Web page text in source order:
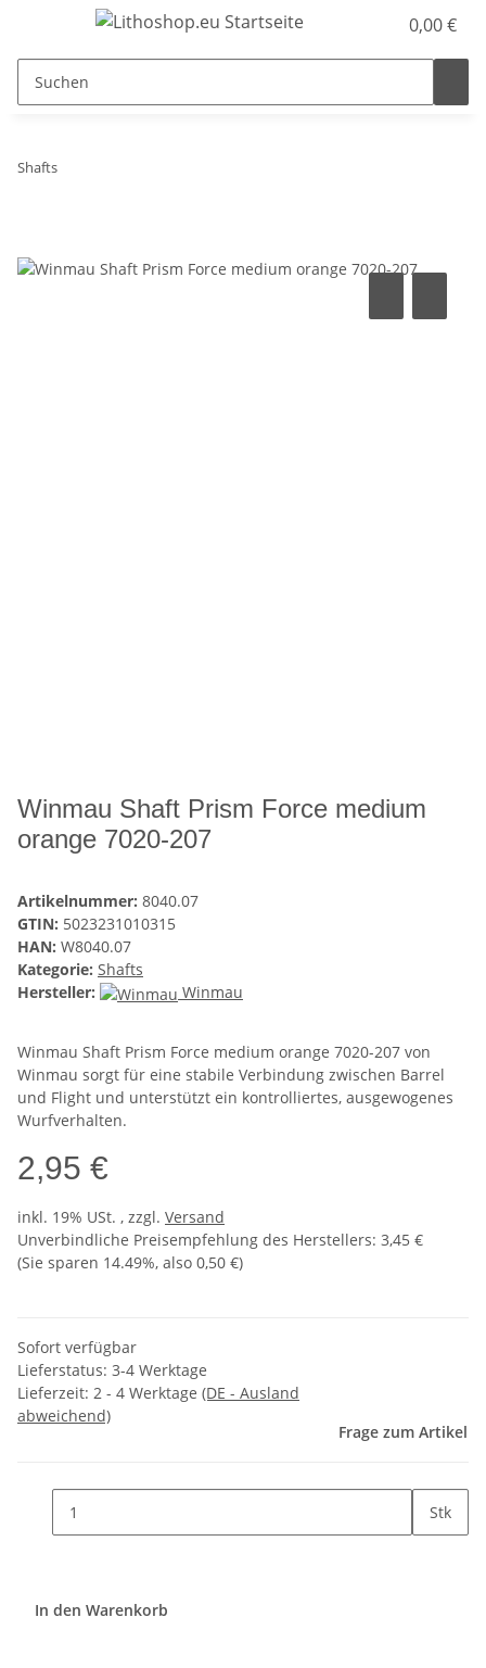
0,00 €
Shafts
Winmau Shaft Prism Force medium
orange 7020-207
Artikelnummer: 8040.07
GTIN: 5023231010315
HAN: W8040.07
Kategorie: Shafts
Hersteller:
Winmau
Winmau Shaft Prism Force medium orange 7020-207 von
Winmau sorgt für eine stabile Verbindung zwischen Barrel
und Flight und unterstützt ein kontrolliertes, ausgewogenes
Wurfverhalten.
2,95 €
inkl. 19% USt. , zzgl. Versand
Unverbindliche Preisempfehlung des Herstellers: 3,45 €
(Sie sparen 14.49%, also 0,50 €)
Sofort verfügbar
Lieferstatus: 3-4 Werktage
Lieferzeit: 2 - 4 Werktage (DE - Ausland
abweichend)
Frage zum Artikel
Stk
In den Warenkorb